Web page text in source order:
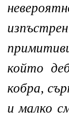
който
кобра,
и малко